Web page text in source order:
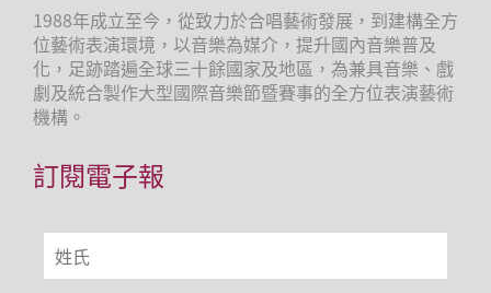
1988年成立至今，從致力於合唱藝術發展，到建構全方
位藝術表演環境，以音樂為媒介，提升國內音樂普及
化，足跡踏遍全球三十餘國家及地區，為兼具音樂、戲
劇及統合製作大型國際音樂節暨賽事的全方位表演藝術
機構。
訂閱電子報